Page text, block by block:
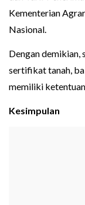
Kementerian
Nasional.
Dengan demikian,
sertifikat tanah,
memiliki
Kesimpulan